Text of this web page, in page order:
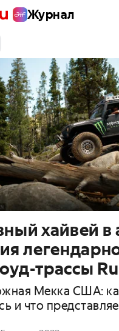
Журнал
хайвей в
трассы
Мекка США:
и что